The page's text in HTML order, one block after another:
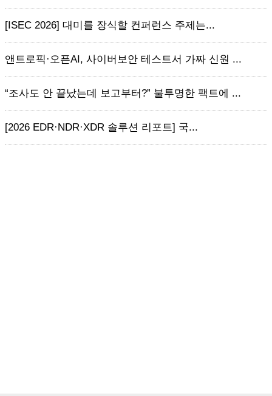
[ISEC 2026] 대미를 장식할 컨퍼런스 주제는...
앤트로픽·오픈AI, 사이버보안 테스트서 가짜 신원 ...
“조사도 안 끝났는데 보고부터?” 불투명한 팩트에 ...
[2026 EDR·NDR·XDR 솔루션 리포트] 국...